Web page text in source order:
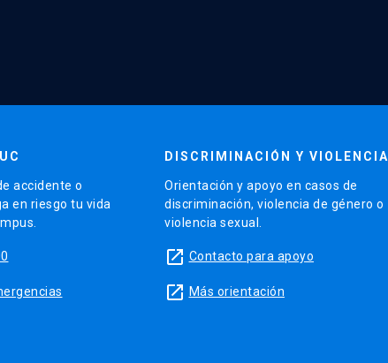
accidente o
en riesgo tu vida
DISCRIMINACIÓN Y VIOLENCIA
Orientación y apoyo en casos de
discriminación, violencia de género o
violencia sexual.
launch Contacto para apoyo
launch Más orientación